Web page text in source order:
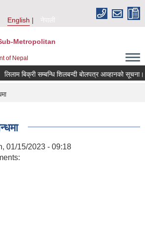
English
नेपाली
Metropolitan
of Nepal
लिलाम बिक्री सम्बन्धि शिलबन्दी बोलपत्र आव्हानको सूचना।
01/15/2023 - 09:18